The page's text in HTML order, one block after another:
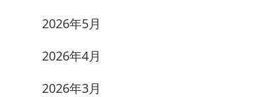
2026年5月
2026年4月
2026年3月